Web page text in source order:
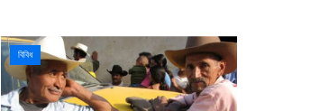
বিবিধ